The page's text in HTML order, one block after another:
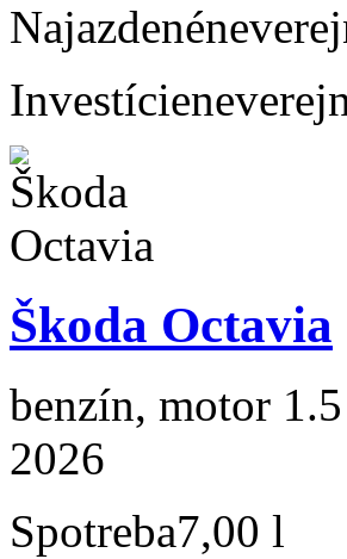
Najazdené
Investície
Škoda Octavia
benzín, motor
2026
Spotreba7,00 l